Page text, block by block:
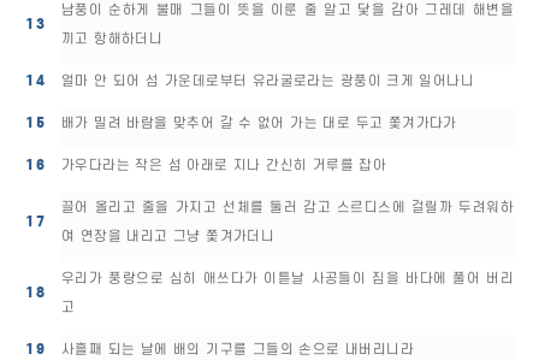
13
남풍이 순하게 불매 그들이 뜻을 이룬 줄 알고 닻을 감아 그레데 해변을
끼고 항해하더니
14 얼마 안 되어 섬 가운데로부터 유라굴로라는 광풍이 크게 일어나니
15 배가 밀려 바람을 맞추어 갈 수 없어 가는 대로 두고 쫓겨가다가
16 가우다라는 작은 섬 아래로 지나 간신히 거루를 잡아
17
끌어 올리고 줄을 가지고 선체를 둘러 감고 스르디스에 걸릴까 두려워하
여 연장을 내리고 그냥 쫓겨가더니
18
우리가 풍랑으로 심히 애쓰다가 이튿날 사공들이 짐을 바다에 풀어 버리
고
19 사흘째 되는 날에 배의 기구를 그들의 손으로 내버리니라